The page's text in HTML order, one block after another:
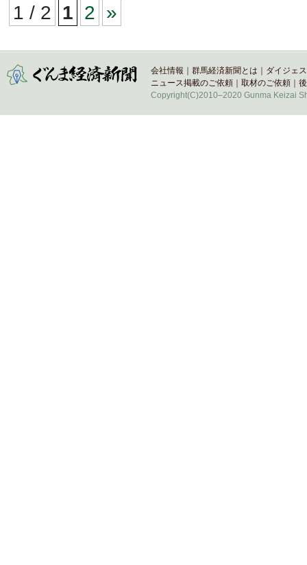
1 / 2 1 2 »
会社情報 群馬経済新聞とは
ダイジェ
ニュース掲載のご依頼
取材のご依頼
Copyright(C)2010–2020 Gunma Keizai